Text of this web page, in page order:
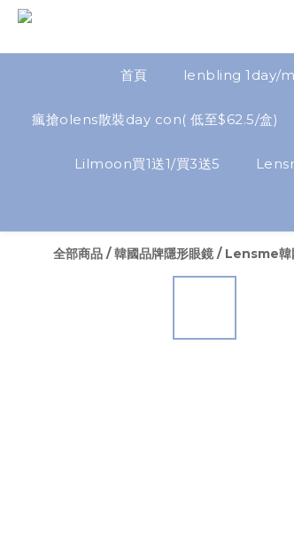
首頁 lenbling 1day/
瘋搶olens散裝day con( 低至$62.5/盒)
Lilmoon買1送1/買3送5
全部商品 /韓國品牌隱形眼鏡 / Lensme韓